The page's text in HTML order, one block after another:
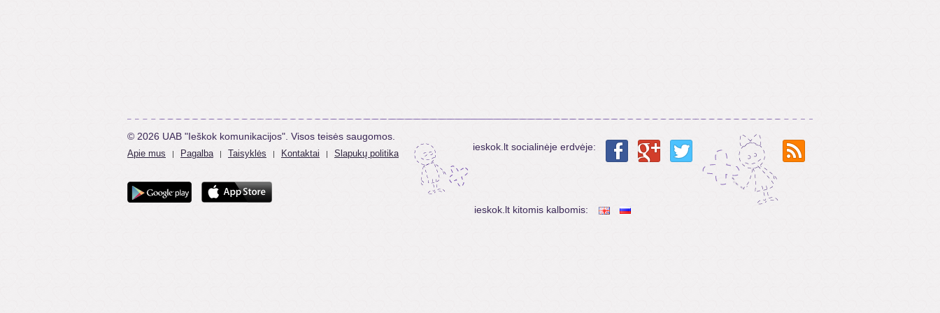
© 2026 UAB "Ieškok komunikacijos". Visos teisės saugomos.
Apie mus | Pagalba | Taisyklės | Kontaktai | Slapukų politika
ieskok.lt socialinėje erdvėje:
ieskok.lt kitomis kalbomis: